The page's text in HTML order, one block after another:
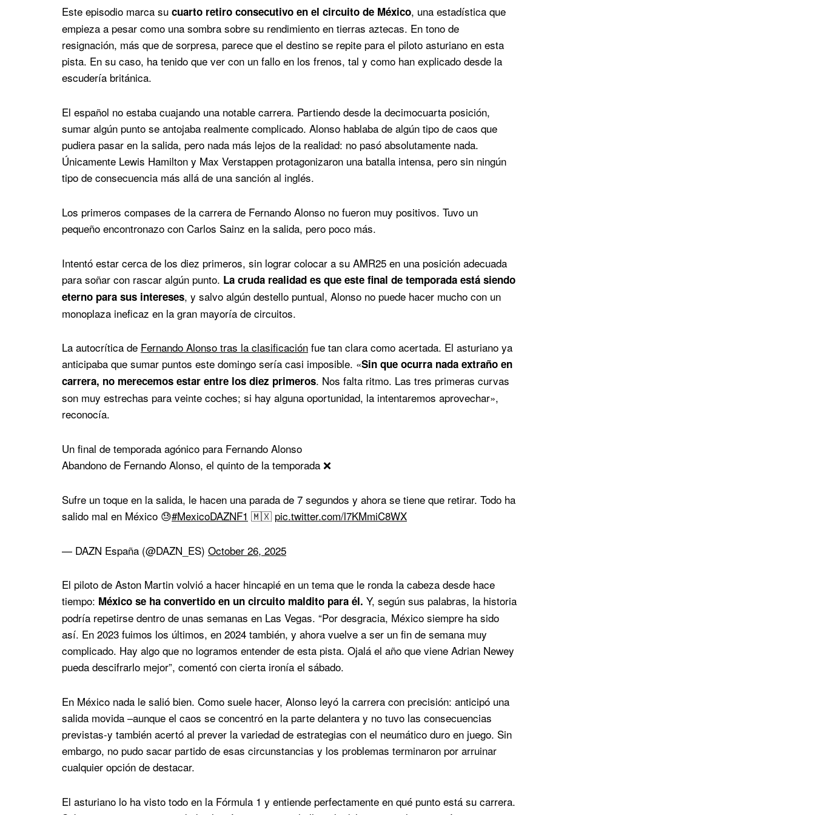
Este episodio marca su cuarto retiro consecutivo en el circuito de México, una estadística que
empieza a pesar como una sombra sobre su rendimiento en tierras aztecas. En tono de
resignación, más que de sorpresa, parece que el destino se repite para el piloto asturiano en esta
pista. En su caso, ha tenido que ver con un fallo en los frenos, tal y como han explicado desde la
escudería británica.
El español no estaba cuajando una notable carrera. Partiendo desde la decimocuarta posición,
sumar algún punto se antojaba realmente complicado. Alonso hablaba de algún tipo de caos que
pudiera pasar en la salida, pero nada más lejos de la realidad: no pasó absolutamente nada.
Únicamente Lewis Hamilton y Max Verstappen protagonizaron una batalla intensa, pero sin ningún
tipo de consecuencia más allá de una sanción al inglés.
Los primeros compases de la carrera de Fernando Alonso no fueron muy positivos. Tuvo un
pequeño encontronazo con Carlos Sainz en la salida, pero poco más.
Intentó estar cerca de los diez primeros, sin lograr colocar a su AMR25 en una posición adecuada
para soñar con rascar algún punto. La cruda realidad es que este final de temporada está siendo
eterno para sus intereses, y salvo algún destello puntual, Alonso no puede hacer mucho con un
monoplaza ineficaz en la gran mayoría de circuitos.
La autocrítica de Fernando Alonso tras la clasificación fue tan clara como acertada. El asturiano ya
anticipaba que sumar puntos este domingo sería casi imposible. «Sin que ocurra nada extraño en
carrera, no merecemos estar entre los diez primeros. Nos falta ritmo. Las tres primeras curvas
son muy estrechas para veinte coches; si hay alguna oportunidad, la intentaremos aprovechar»,
reconocía.
Un final de temporada agónico para Fernando Alonso
Abandono de Fernando Alonso, el quinto de la temporada ❌
Sufre un toque en la salida, le hacen una parada de 7 segundos y ahora se tiene que retirar. Todo ha
salido mal en México 😓#MexicoDAZNF1 🇲🇽 pic.twitter.com/l7KMmiC8WX
— DAZN España (@DAZN_ES) October 26, 2025
El piloto de Aston Martin volvió a hacer hincapié en un tema que le ronda la cabeza desde hace
tiempo: México se ha convertido en un circuito maldito para él. Y, según sus palabras, la historia
podría repetirse dentro de unas semanas en Las Vegas. “Por desgracia, México siempre ha sido
así. En 2023 fuimos los últimos, en 2024 también, y ahora vuelve a ser un fin de semana muy
complicado. Hay algo que no logramos entender de esta pista. Ojalá el año que viene Adrian Newey
pueda descifrarlo mejor”, comentó con cierta ironía el sábado.
En México nada le salió bien. Como suele hacer, Alonso leyó la carrera con precisión: anticipó una
salida movida –aunque el caos se concentró en la parte delantera y no tuvo las consecuencias
previstas-y también acertó al prever la variedad de estrategias con el neumático duro en juego. Sin
embargo, no pudo sacar partido de esas circunstancias y los problemas terminaron por arruinar
cualquier opción de destacar.
El asturiano lo ha visto todo en la Fórmula 1 y entiende perfectamente en qué punto está su carrera.